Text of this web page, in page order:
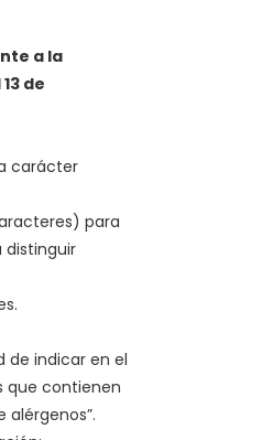
a la
de
carácter
para
distinguir
de indicar en el
que contienen